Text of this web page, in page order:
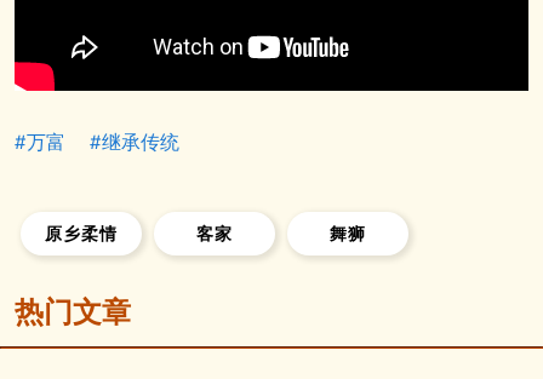
#万富 #继承传统
原乡柔情 客家 舞狮
热门文章